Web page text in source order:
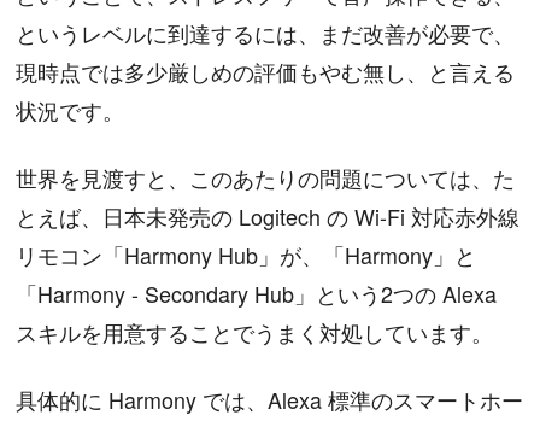
というレベルに到達するには、まだ改善が必要で、
現時点では多少厳しめの評価もやむ無し、と言える
状況です。
世界を見渡すと、このあたりの問題については、た
とえば、日本未発売の Logitech の Wi-Fi 対応赤外線
リモコン「Harmony Hub」が、「Harmony」と
「Harmony - Secondary Hub」という2つの Alexa
スキルを用意することでうまく対処しています。
具体的に Harmony では、Alexa 標準のスマートホー